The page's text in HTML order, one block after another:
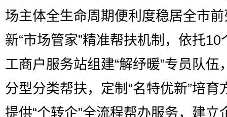
场主体全生命周期便利度稳居全市
新“市场管家”精准帮扶机制，依托10
工商户服务站组建“解纾暖”专员队伍
分型分类帮扶，定制“名特优新”培育
提供“个转企”全流程帮办服务，建立